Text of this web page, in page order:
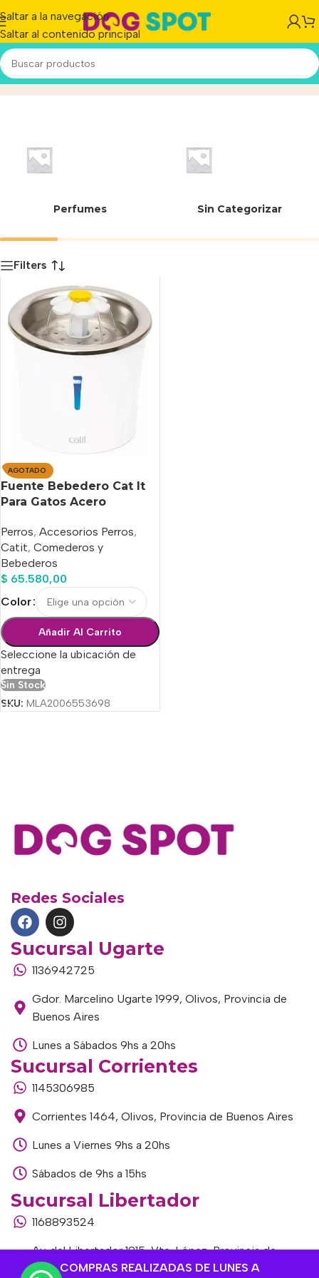
COMPRAS REALIZADAS DE LUNES A
Saltar a la navegación
Saltar al contenido principal
Stainless SteelInicio/Producto
Perfumes Sin Categorizar
Filters
AGOTADO
Fuente Bebedero Cat It
Para Gatos Acero
Perros, Accesorios Perros,
Catit, Comederos y
Bebederos
$ 65.580,00
Color
Añadir Al Carrito
Seleccione la ubicación de
entrega
Sin Stock
SKU: MLA2006553698
Redes Sociales
Sucursal Ugarte
1136942725
Gdor. Marcelino Ugarte 1999, Olivos, Provincia de
Buenos Aires
Lunes a Sábados 9hs a 20hs
Sucursal Corrientes
1145306985
Corrientes 1464, Olivos, Provincia de Buenos Aires
Lunes a Viernes 9hs a 20hs
Sábados de 9hs a 15hs
Sucursal Libertador
1168893524
Av. del Libertador 1915, Vte. López, Provincia de
Buenos Aires